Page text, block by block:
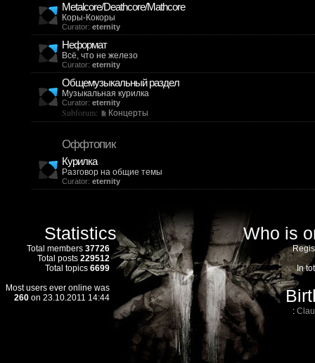
Metalcore/Deathcore/Mathcore
Коры-Кокоры
Curator: eternity
Неформат
Всё, что не железо
Curator: eternity
Общемузыкальный раздел
Музыкальная курилка
Curator: eternity
Subforum: Концерты
Оффтопик
Курилка
Разговор на общие темы
Curator: eternity
Statistics
Total members 37726
Total posts 229512
Total topics 6699
Most users ever online was
260 on 23.10.2011 14:44
Who is
In
: